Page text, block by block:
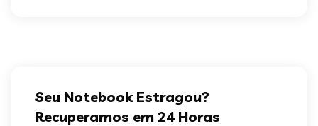
Seu Notebook Estragou?
Recuperamos em 24 Horas